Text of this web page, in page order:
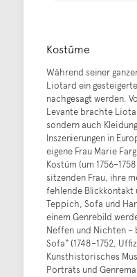
Kostüme
Während seiner
Liotard ein
nachgesagt werden.
Levante brachte
sondern auch
Inszenierungen in
eigene Frau Marie
Kostüm (um
sitzenden Frau, ihre
fehlende Blickkontakt
Teppich, Sofa und
einem Genrebild
Neffen und Nichten –
Sofa“ (1748–1752,
Kunsthistorisches
Porträts und